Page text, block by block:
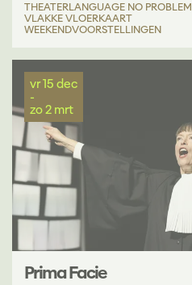
THEATERLANGUAGE NO PROBLEM
VLAKKE VLOERKAART
WEEKENDVOORSTELLINGEN
Prima Facie
vr 15 dec
-
zo 2 mrt